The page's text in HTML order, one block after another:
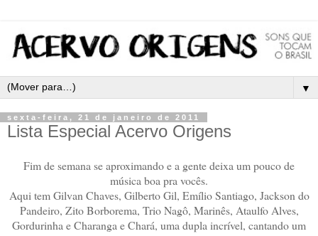
▼
sexta-feira, 21 de janeiro de 2011
Lista Especial Acervo Origens
Fim de semana se aproximando e a gente deixa um pouco de
música boa pra vocês.
Aqui tem Gilvan Chaves, Gilberto Gil, Emílio Santiago, Jackson do
Pandeiro, Zito Borborema, Trio Nagô, Marinês, Ataulfo Alves,
Gordurinha e Charanga e Chará, uma dupla incrível, cantando um